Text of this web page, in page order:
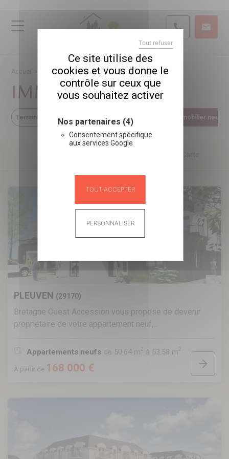
Panneau de gestion des cookies
Ce site utilise des
cookies et vous donne le
contrôle sur ceux que
vous souhaitez activer
Nos partenaires (4)
Consentement spécifique
aux services Google
TOUT ACCEPTER
Tout refuser
PERSONNALISER
XMASQUER LE
Accueil Immobilier neuf
IMMOBILIER NEUF
Terrains à bâtir (19) Locaux commerciaux (1) Immobilier neuf
PLEUVEN (29170)
Bretagne Ouest Accession vous propose de devenir
propriétaire de votre appartement neuf,...
Appartements neufs de 50.64 m 2 à 53.58 m 2
À partir de 168 000 €